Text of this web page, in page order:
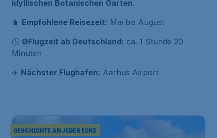
idyllischen Botanischen Garten.
🧳 Empfohlene Reisezeit: Mai bis August
🕓 ØFlugzeit ab Deutschland: ca. 1 Stunde 20
Minuten
✈️ Nächster Flughafen: Aarhus Airport
GESCHICHTE AN JEDER ECKE